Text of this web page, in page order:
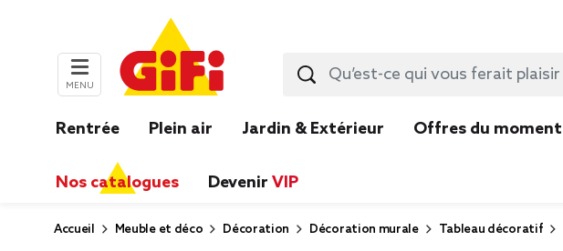
MENU
Rentrée Plein air Jardin & Extérieur Offres du moment
Nos catalogues Devenir VIP
Accueil Meuble et déco Décoration Décoration murale Tableau décoratif